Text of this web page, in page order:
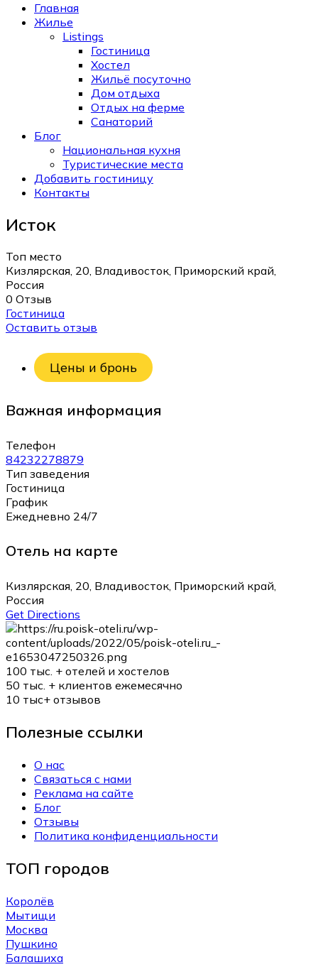
Главная
Жилье
Listings
Гостиница
Хостел
Жильё посуточно
Дом отдыха
Отдых на ферме
Санаторий
Блог
Национальная кухня
Туристические места
Добавить гостиницу
Контакты
Исток
Топ место
Кизлярская, 20, Владивосток, Приморский край,
Россия
0 Отзыв
Гостиница
Оставить отзыв
Цены и бронь
Важная информация
Телефон
84232278879
Тип заведения
Гостиница
График
Ежедневно 24/7
Отель на карте
Кизлярская, 20, Владивосток, Приморский край,
Россия
Get Directions
100 тыс. + отелей и хостелов
50 тыс. + клиентов ежемесячно
10 тыс+ отзывов
Полезные ссылки
О нас
Связаться с нами
Реклама на сайте
Блог
Отзывы
Политика конфиденциальности
ТОП городов
Королёв
Мытищи
Москва
Пушкино
Балашиха